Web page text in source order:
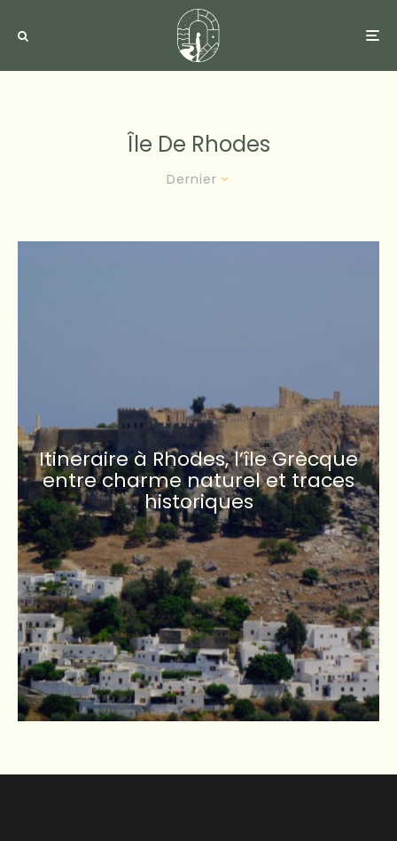
Île De Rhodes
Dernier
Itineraire à Rhodes, l’île Grècque
entre charme naturel et traces
historiques